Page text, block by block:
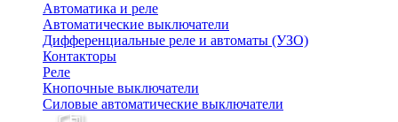
Автоматика и реле
Автоматические выключатели
Дифференциальные реле и автоматы (УЗО)
Контакторы
Реле
Кнопочные выключатели
Силовые автоматические выключатели